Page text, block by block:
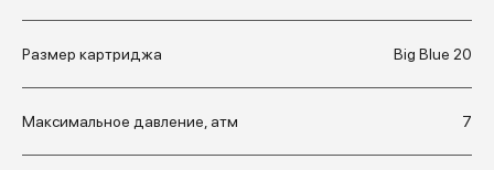
Размер картриджа Big Blue 20
Максимальное давление, атм 7